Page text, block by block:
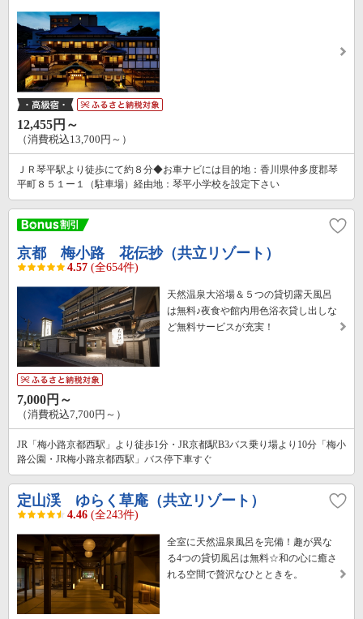
12,455円～
（消費税込13,700円～）
ＪＲ琴平駅より徒歩にて約８分◆お車ナビには目的地：香川県仲多度郡琴
平町８５１ー１（駐車場）経由地：琴平小学校を設定下さい
京都 梅小路 花伝抄（共立リゾート）
4.57 (全654件)
天然温泉大浴場＆５つの貸切露天風呂
は無料♪夜食や館内用色浴衣貸し出しな
ど無料サービスが充実！
7,000円～
（消費税込7,700円～）
JR「梅小路京都西駅」より徒歩1分・JR京都駅B3バス乗り場より10分「梅小
路公園・JR梅小路京都西駅」バス停下車すぐ
定山渓 ゆらく草庵（共立リゾート）
4.46 (全243件)
全室に天然温泉風呂を完備！趣が異な
る4つの貸切風呂は無料☆和の心に癒さ
れる空間で贅沢なひとときを。